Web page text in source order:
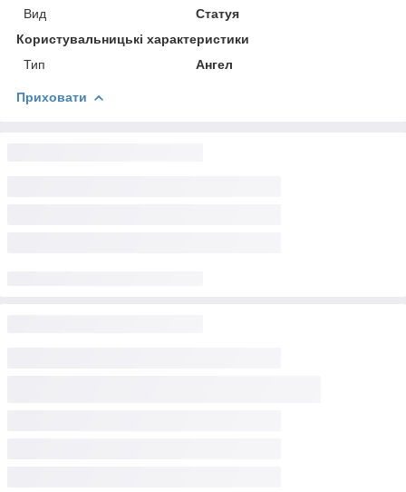
Вид
Статуя
Користувальницькі характеристики
Тип
Ангел
Приховати